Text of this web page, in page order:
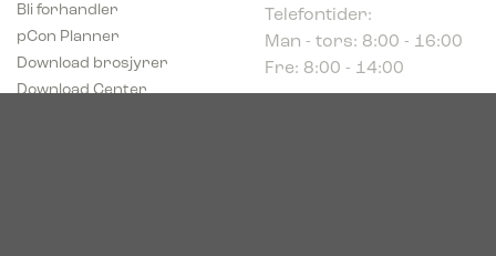
pCon Planner
Download brosjyrer
Download Center
Man - tors: 8:00 - 16:00
Fre: 8:00 - 14:00
Norge